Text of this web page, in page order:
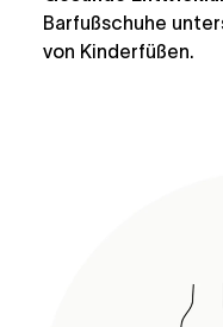
Barfußschuhe
von Kinderfüßen.